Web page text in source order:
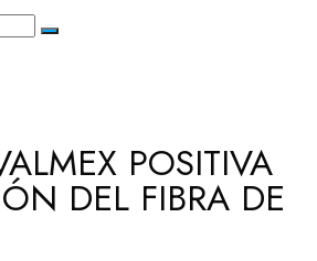
POSITIVA
DEL FIBRA DE